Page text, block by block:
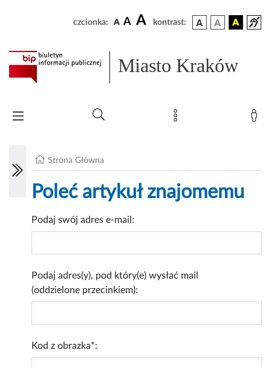
czcionka: A A A kontrast:
Miasto Kraków
Strona Główna
Poleć artykuł znajomemu
Podaj swój adres e-mail:
Podaj adres(y), pod który(e) wysłać mail
(oddzielone przecinkiem):
Kod z obrazka*: